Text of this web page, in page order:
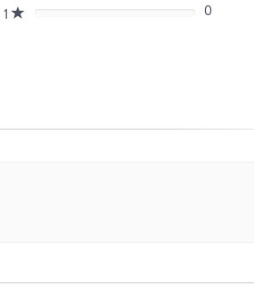
(danger)
Complete
1
0